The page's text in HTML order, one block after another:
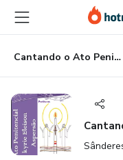
para
conteúdo
principal
para
pagamento
para
rodapé
Cantando o Ato Penitencial